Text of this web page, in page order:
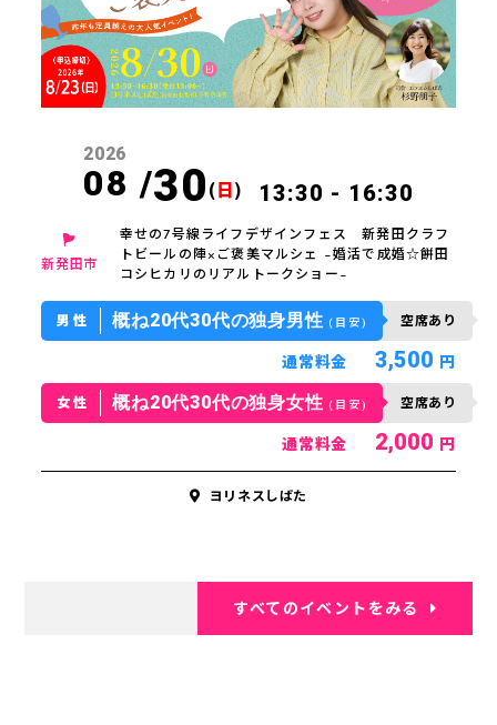
2026
08 /30 ( 日) 13:30 - 16:30
新発田市
幸せの7号線ライフデザインフェス 新発田クラフ
トビールの陣×ご褒美マルシェ ~婚活で成婚☆餅田
コシヒカリのリアルトークショー~
男性 概ね20代30代の独身男性 (目安) 空席あり
通常料金 3,500 円
女性 概ね20代30代の独身女性 (目安) 空席あり
通常料金 2,000 円
ヨリネスしばた
すべてのイベントをみる